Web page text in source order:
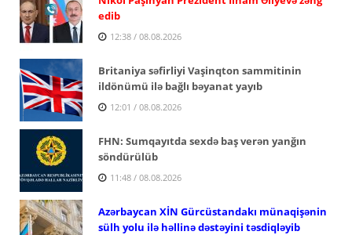
edib
12:38 / 08.08.2026
Britaniya səfirliyi Vaşinqton sammitinin
ildönümü ilə bağlı bəyanat yayıb
12:01 / 08.08.2026
FHN: Sumqayıtda sexdə baş verən yanğın
söndürülüb
11:48 / 08.08.2026
Azərbaycan XİN Gürcüstandakı münaqişənin
sülh yolu ilə həllinə dəstəyini təsdiqləyib